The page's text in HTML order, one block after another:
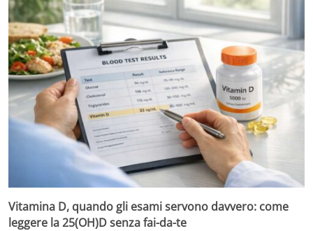
Vitamina D, quando gli esami servono davvero: come
leggere la 25(OH)D senza fai-da-te